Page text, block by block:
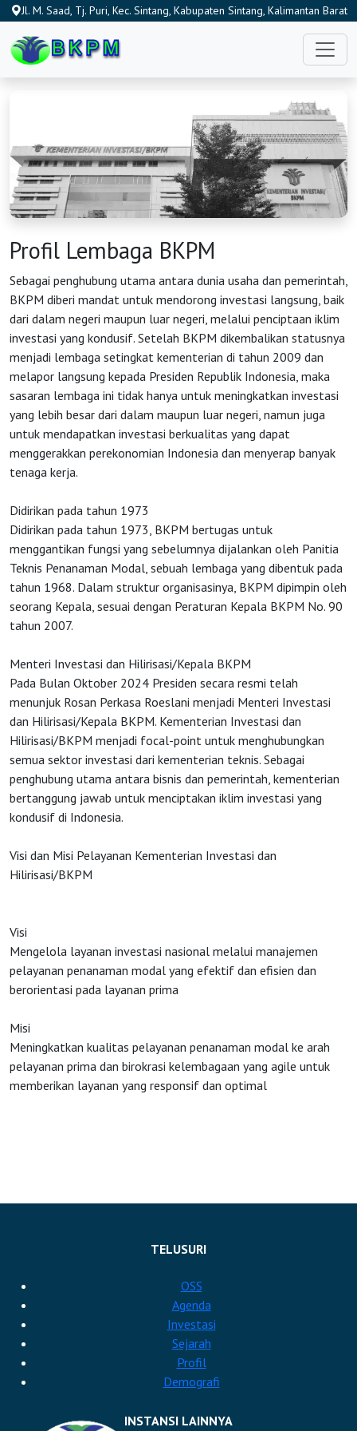
Jl. M. Saad, Tj. Puri, Kec. Sintang, Kabupaten Sintang, Kalimantan Barat
HOME
OSS
Agenda
Investasi
Profil Lembaga BKPM
Sebagai penghubung utama antara dunia usaha dan pemerintah,
BKPM diberi mandat untuk mendorong investasi langsung, baik
dari dalam negeri maupun luar negeri, melalui penciptaan iklim
investasi yang kondusif. Setelah BKPM dikembalikan statusnya
menjadi lembaga setingkat kementerian di tahun 2009 dan
melapor langsung kepada Presiden Republik Indonesia, maka
sasaran lembaga ini tidak hanya untuk meningkatkan investasi
yang lebih besar dari dalam maupun luar negeri, namun juga
untuk mendapatkan investasi berkualitas yang dapat
menggerakkan perekonomian Indonesia dan menyerap banyak
tenaga kerja.
Didirikan pada tahun 1973
Didirikan pada tahun 1973, BKPM bertugas untuk
menggantikan fungsi yang sebelumnya dijalankan oleh Panitia
Teknis Penanaman Modal, sebuah lembaga yang dibentuk pada
tahun 1968. Dalam struktur organisasinya, BKPM dipimpin oleh
seorang Kepala, sesuai dengan Peraturan Kepala BKPM No. 90
tahun 2007.
Menteri Investasi dan Hilirisasi/Kepala BKPM
Pada Bulan Oktober 2024 Presiden secara resmi telah
menunjuk Rosan Perkasa Roeslani menjadi Menteri Investasi
dan Hilirisasi/Kepala BKPM. Kementerian Investasi dan
Hilirisasi/BKPM menjadi focal-point untuk menghubungkan
semua sektor investasi dari kementerian teknis. Sebagai
penghubung utama antara bisnis dan pemerintah, kementerian
bertanggung jawab untuk menciptakan iklim investasi yang
kondusif di Indonesia.
Visi dan Misi Pelayanan Kementerian Investasi dan
Hilirisasi/BKPM
Visi
Mengelola layanan investasi nasional melalui manajemen
pelayanan penanaman modal yang efektif dan efisien dan
berorientasi pada layanan prima
Misi
Meningkatkan kualitas pelayanan penanaman modal ke arah
pelayanan prima dan birokrasi kelembagaan yang agile untuk
memberikan layanan yang responsif dan optimal
TELUSURI
OSS
Agenda
Investasi
Sejarah
Profil
Demografi
INSTANSI LAINNYA